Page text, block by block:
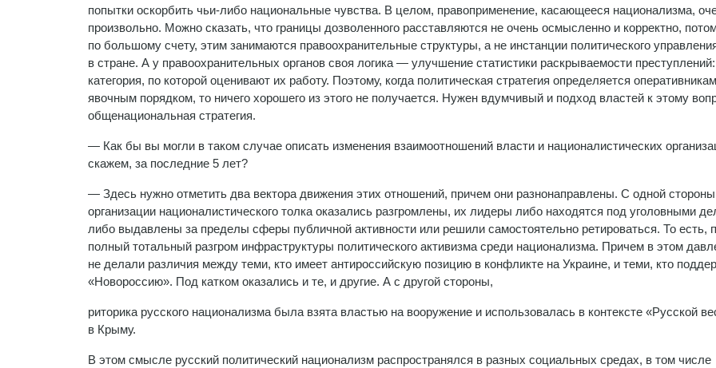
попытки оскорбить чьи-либо национальные чувства. В целом, правоприменение, касающееся национализма,
произвольно. Можно сказать, что границы дозволенного расставляются не очень осмысленно и корректно,
по большому счету, этим занимаются правоохранительные структуры, а не инстанции политического
в стране. А у правоохранительных органов своя логика — улучшение статистики раскрываемости преступлений:
категория, по которой оценивают их работу. Поэтому, когда политическая стратегия определяется
явочным порядком, то ничего хорошего из этого не получается. Нужен вдумчивый и подход властей к этому
общенациональная стратегия.
— Как бы вы могли в таком случае описать изменения взаимоотношений власти и националистических
скажем, за последние 5 лет?
— Здесь нужно отметить два вектора движения этих отношений, причем они разнонаправлены. С одной
организации националистического толка оказались разгромлены, их лидеры либо находятся под уголовными
либо выдавлены за пределы сферы публичной активности или решили самостоятельно ретироваться. То есть,
полный тотальный разгром инфраструктуры политического активизма среди национализма. Причем в этом
не делали различия между теми, кто имеет антироссийскую позицию в конфликте на Украине, и теми, кто
«Новороссию». Под катком оказались и те, и другие. А с другой стороны,
риторика русского национализма была взята властью на вооружение и использовалась в контексте «Русской
в Крыму.
В этом смысле русский политический национализм распространялся в разных социальных средах, в том числе